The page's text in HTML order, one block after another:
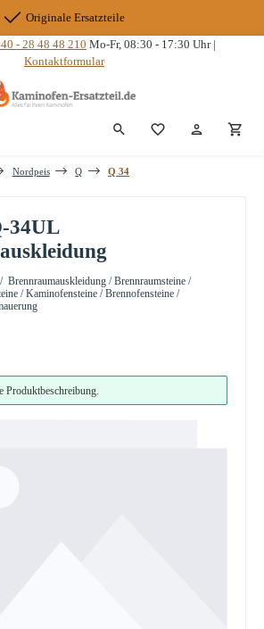
Originale Ersatzteile
- 28 48 48 210 Mo-Fr, 08:30 - 17:30 Uhr |
Kontaktformular
Du hast 0
Nordpeis Q Q 34
34UL
Brennraumauskleidung / Brennraumsteine /
/ Kaminofensteine / Brennofensteine /
Produktbeschreibung.